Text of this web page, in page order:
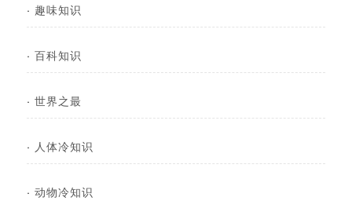
· 趣味知识
· 百科知识
· 世界之最
· 人体冷知识
· 动物冷知识